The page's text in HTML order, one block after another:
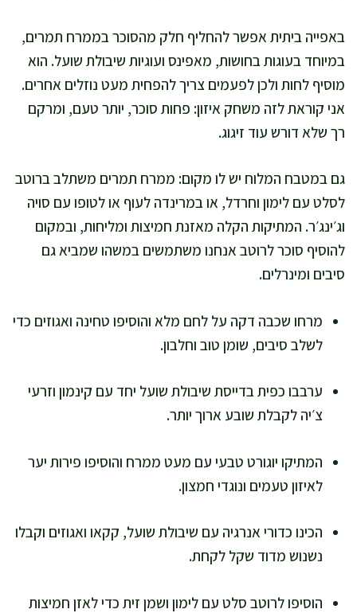
באפייה ביתית אפשר להחליף חלק מהסוכר בממרח תמרים,
במיוחד בעוגות בחושות, מאפינס ועוגיות שיבולת שועל. הוא
מוסיף לחות ולכן לפעמים צריך להפחית מעט נוזלים אחרים.
אני קוראת לזה משחק איזון: פחות סוכר, יותר טעם, ומרקם
רך שלא דורש עוד זיגוג.
גם במטבח המלוח יש לו מקום: ממרח תמרים משתלב ברוטב
לסלט עם לימון וחרדל, או במרינדה לעוף או לטופו עם סויה
וג׳ינג׳ר. המתיקות הקלה מאזנת חמיצות ומליחות, ובמקום
להוסיף סוכר לרוטב אנחנו משתמשים במשהו שמביא גם
סיבים ומינרלים.
מרחו שכבה דקה על לחם מלא והוסיפו טחינה ואגוזים כדי
לשלב סיבים, שומן טוב וחלבון.
ערבבו כפית בדייסת שיבולת שועל יחד עם קינמון וזרעי
צ׳יה לקבלת שובע ארוך יותר.
המתיקו יוגורט טבעי עם מעט ממרח והוסיפו פירות יער
לאיזון טעמים ונוגדי חמצון.
הכינו כדורי אנרגיה עם שיבולת שועל, קקאו ואגוזים וקבלו
נשנוש מדוד שקל לקחת.
הוסיפו לרוטב סלט עם לימון ושמן זית כדי לאזן חמיצות